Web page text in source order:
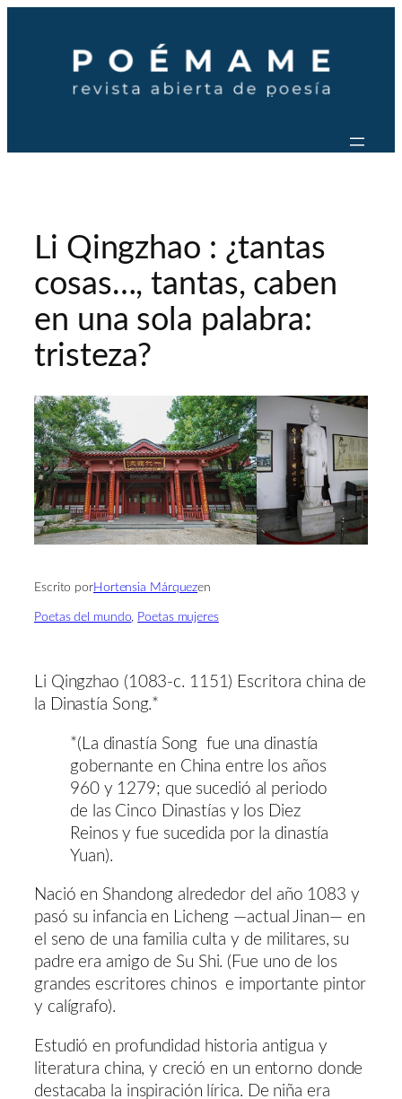
contenido
Li Qingzhao : ¿tantas
cosas…, tantas, caben
en una sola palabra:
tristeza?
Escrito porHortensia Márquezen
Poetas del mundo, Poetas mujeres
Li Qingzhao (1083-c. 1151) Escritora china de
la Dinastía Song.*
*(La dinastía Song fue una dinastía
gobernante en China entre los años
960 y 1279; que sucedió al periodo
de las Cinco Dinastías y los Diez
Reinos y fue sucedida por la dinastía
Yuan).
Nació en Shandong alrededor del año 1083 y
pasó su infancia en Licheng —actual Jinan— en
el seno de una familia culta y de militares, su
padre era amigo de Su Shi. (Fue uno de los
grandes escritores chinos e importante pintor
y calígrafo).
Estudió en profundidad historia antigua y
literatura china, y creció en un entorno donde
destacaba la inspiración lírica. De niña era